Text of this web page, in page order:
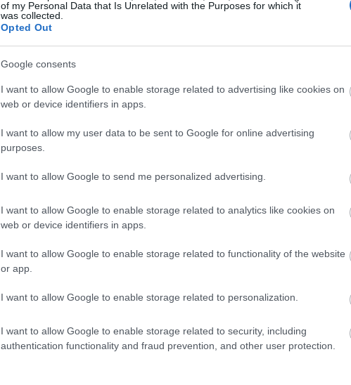
of my Personal Data that Is Unrelated with the Purposes for which it
was collected.
Opted Out
Google consents
I want to allow Google to enable storage related to advertising like cookies on
web or device identifiers in apps.
I want to allow my user data to be sent to Google for online advertising
purposes.
I want to allow Google to send me personalized advertising.
I want to allow Google to enable storage related to analytics like cookies on
web or device identifiers in apps.
I want to allow Google to enable storage related to functionality of the website
or app.
I want to allow Google to enable storage related to personalization.
I want to allow Google to enable storage related to security, including
authentication functionality and fraud prevention, and other user protection.
18:49